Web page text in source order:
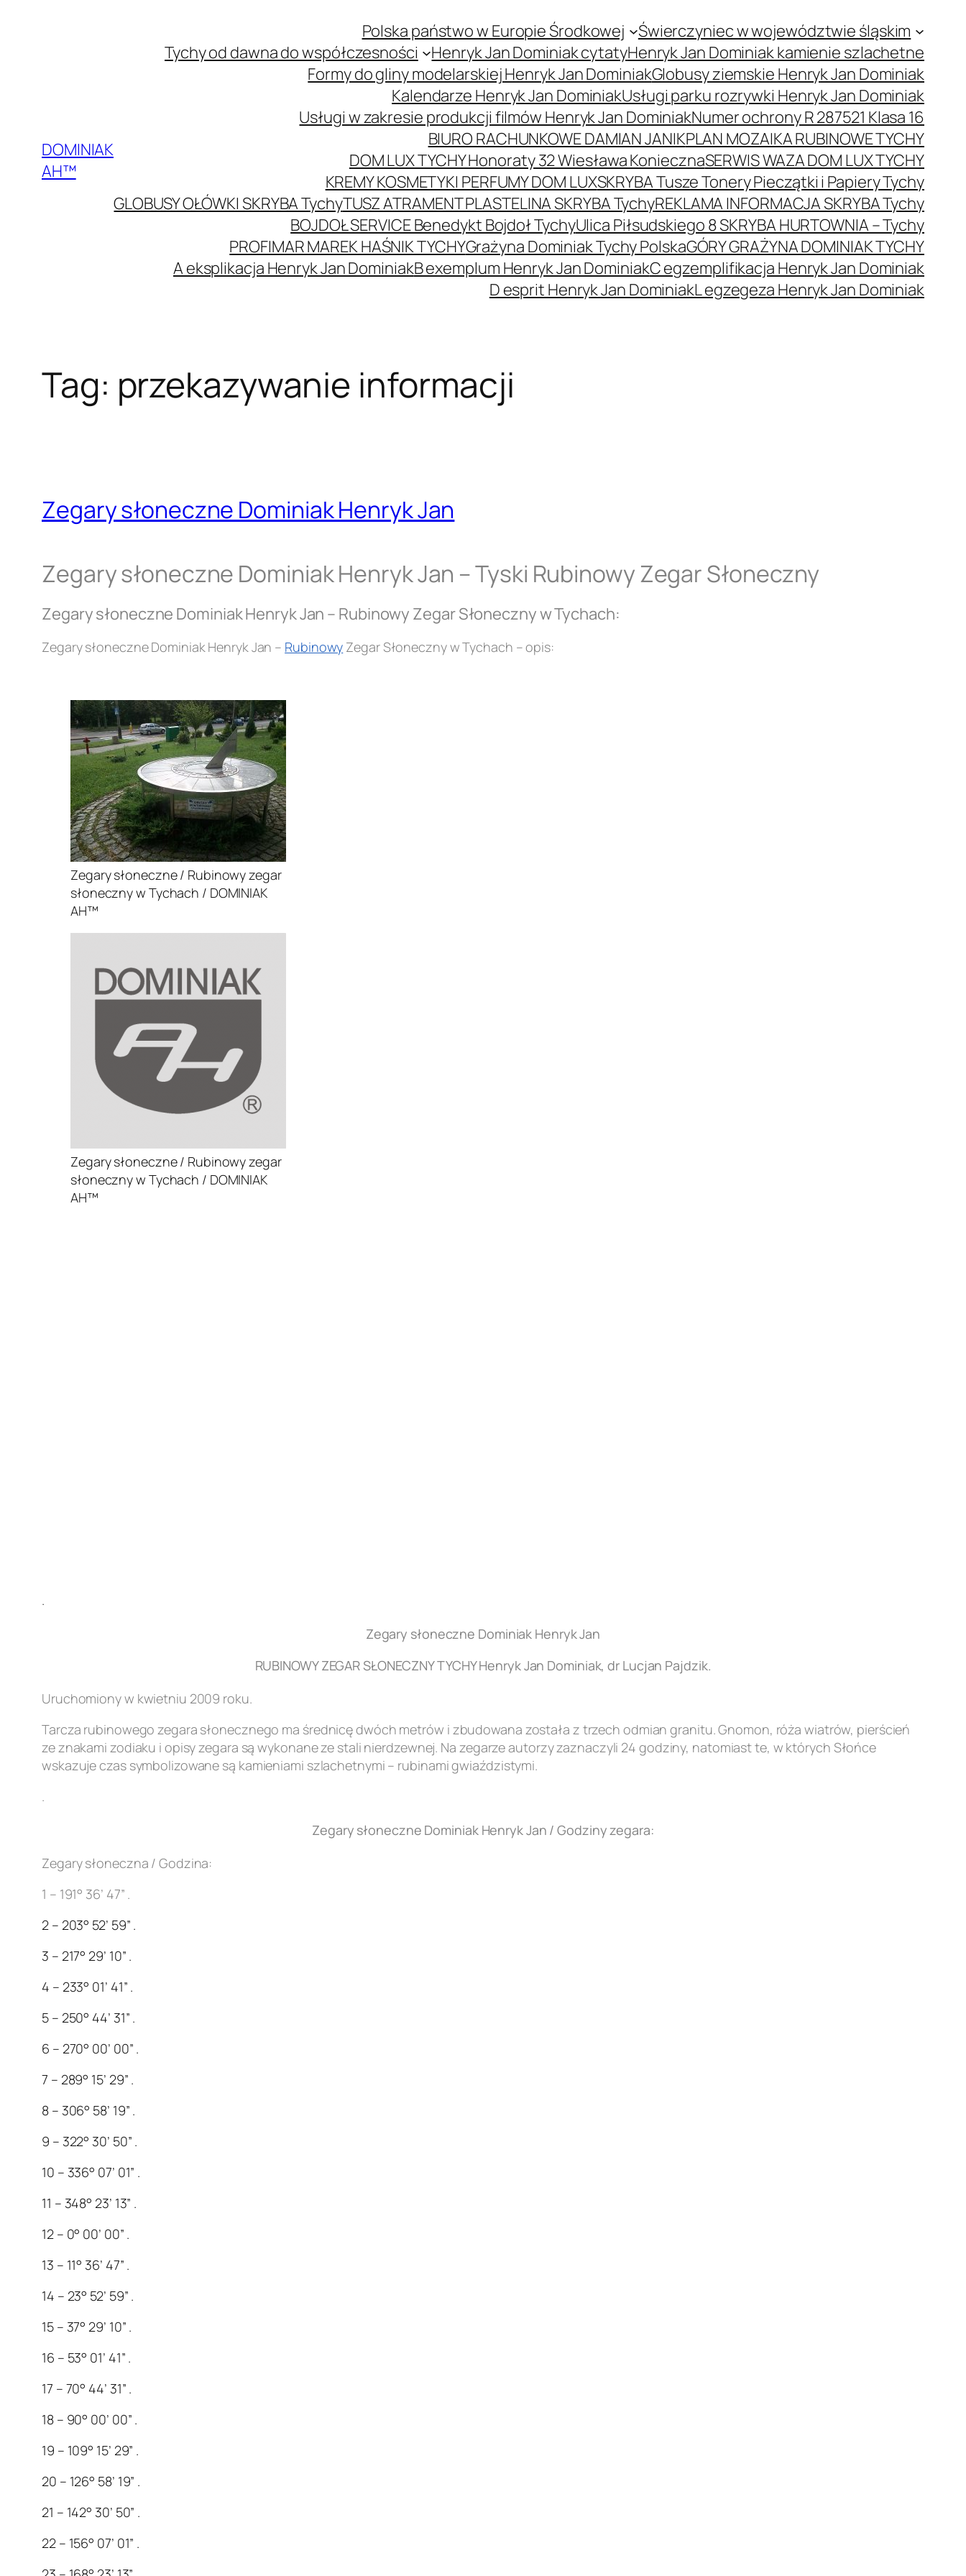
DOMINIAK
AH™
Polska państwo w Europie Środkowej
Świerczyniec w województwie śląskim
Tychy od dawna do współczesności
Henryk Jan Dominiak cytatyHenryk Jan Dominiak kamienie szlachetne
Formy do gliny modelarskiej Henryk Jan DominiakGlobusy ziemskie Henryk Jan Dominiak
Kalendarze Henryk Jan DominiakUsługi parku rozrywki Henryk Jan Dominiak
Usługi w zakresie produkcji filmów Henryk Jan DominiakNumer ochrony R 287521 Klasa 16
BIURO RACHUNKOWE DAMIAN JANIKPLAN MOZAIKA RUBINOWE TYCHY
DOM LUX TYCHY Honoraty 32 Wiesława KoniecznaSERWIS WAZA DOM LUX TYCHY
KREMY KOSMETYKI PERFUMY DOM LUXSKRYBA Tusze Tonery Pieczątki i Papiery Tychy
GLOBUSY OŁÓWKI SKRYBA TychyTUSZ ATRAMENT PLASTELINA SKRYBA TychyREKLAMA INFORMACJA SKRYBA Tychy
BOJDOŁ SERVICE Benedykt Bojdoł TychyUlica Piłsudskiego 8 SKRYBA HURTOWNIA – Tychy
PROFIMAR MAREK HAŚNIK TYCHYGrażyna Dominiak Tychy PolskaGÓRY GRAŻYNA DOMINIAK TYCHY
A eksplikacja Henryk Jan DominiakB exemplum Henryk Jan DominiakC egzemplifikacja Henryk Jan Dominiak
D esprit Henryk Jan DominiakL egzegeza Henryk Jan Dominiak
Tag: przekazywanie informacji
Zegary słoneczne Dominiak Henryk Jan
Zegary słoneczne Dominiak Henryk Jan – Tyski Rubinowy Zegar Słoneczny
Zegary słoneczne Dominiak Henryk Jan – Rubinowy Zegar Słoneczny w Tychach:
Zegary słoneczne Dominiak Henryk Jan – Rubinowy Zegar Słoneczny w Tychach – opis:
Zegary słoneczne / Rubinowy zegar
słoneczny w Tychach / DOMINIAK
AH™
Zegary słoneczne / Rubinowy zegar
słoneczny w Tychach / DOMINIAK
AH™
.
Zegary słoneczne Dominiak Henryk Jan
RUBINOWY ZEGAR SŁONECZNY TYCHY Henryk Jan Dominiak, dr Lucjan Pajdzik.
Uruchomiony w kwietniu 2009 roku.
Tarcza rubinowego zegara słonecznego ma średnicę dwóch metrów i zbudowana została z trzech odmian granitu. Gnomon, róża wiatrów, pierścień
ze znakami zodiaku i opisy zegara są wykonane ze stali nierdzewnej. Na zegarze autorzy zaznaczyli 24 godziny, natomiast te, w których Słońce
wskazuje czas symbolizowane są kamieniami szlachetnymi – rubinami gwiaździstymi.
.
Zegary słoneczne Dominiak Henryk Jan / Godziny zegara:
Zegary słoneczna / Godzina:
1 – 191° 36’ 47” .
2 – 203° 52’ 59” .
3 – 217° 29’ 10” .
4 – 233° 01’ 41” .
5 – 250° 44’ 31” .
6 – 270° 00’ 00” .
7 – 289° 15’ 29” .
8 – 306° 58’ 19” .
9 – 322° 30’ 50” .
10 – 336° 07’ 01” .
11 – 348° 23’ 13” .
12 – 0° 00’ 00” .
13 – 11° 36’ 47” .
14 – 23° 52’ 59” .
15 – 37° 29’ 10” .
16 – 53° 01’ 41” .
17 – 70° 44’ 31” .
18 – 90° 00’ 00” .
19 – 109° 15’ 29” .
20 – 126° 58’ 19” .
21 – 142° 30’ 50” .
22 – 156° 07’ 01” .